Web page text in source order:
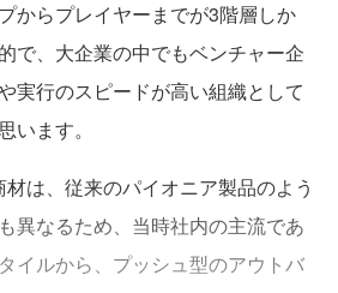
からプレイヤーまでが3階層しか
で、大企業の中でもベンチャー企
実行のスピードが高い組織として
います。
は、従来のパイオニア製品のよう
異なるため、当時社内の主流であ
イルから、プッシュ型のアウトバ